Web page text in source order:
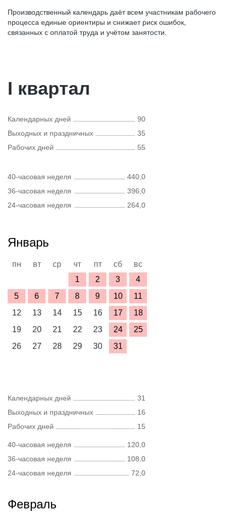
Производственный календарь даёт всем участникам рабочего
процесса единые ориентиры и снижает риск ошибок,
связанных с оплатой труда и учётом занятости.
I квартал
Календарных дней
90
Выходных и праздничных
35
Рабочих дней
55
40-часовая неделя
440,0
36-часовая неделя
396,0
24-часовая неделя
264,0
Январь
пн вт ср чт пт сб
вс
1
2 3
4
5
6 7 8 9 10
11
12
13 14 15 16 17
18
19
20 21 22 23 24
25
26
27 28 29 30 31
Календарных дней
31
Выходных и праздничных
16
Рабочих дней
15
40-часовая неделя
120,0
36-часовая неделя
108,0
24-часовая неделя
72,0
Февраль